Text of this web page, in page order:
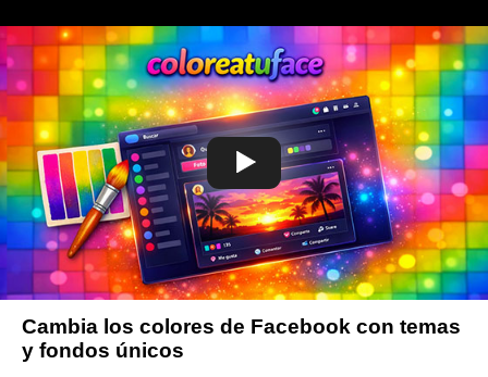
Cambia los colores de Facebook con temas
y fondos únicos